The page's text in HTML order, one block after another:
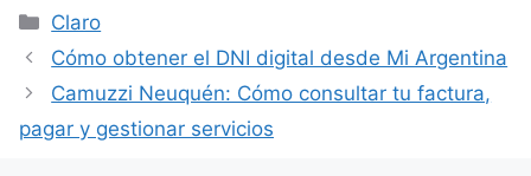
Categorías
Claro
Cómo obtener el DNI digital desde Mi Argentina
Camuzzi Neuquén: Cómo consultar tu factura,
pagar y gestionar servicios